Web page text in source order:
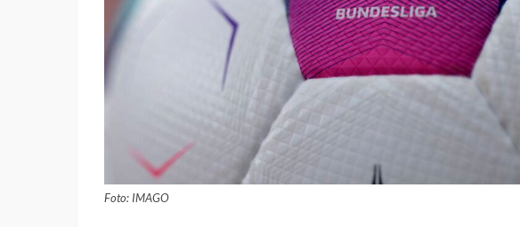
Foto: IMAGO